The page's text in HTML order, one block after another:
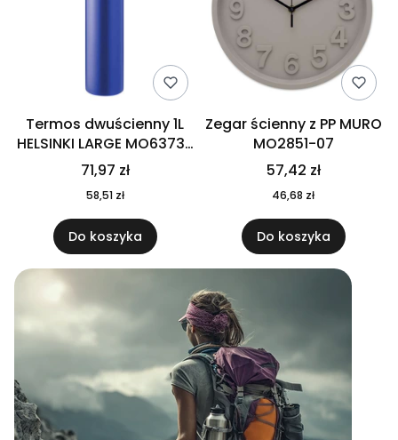
Termos dwuścienny 1L
HELSINKI LARGE MO6373-
04
71,97 zł
58,51 zł
Do koszyka
Zegar ścienny z PP MURO
MO2851-07
57,42 zł
46,68 zł
Do koszyka